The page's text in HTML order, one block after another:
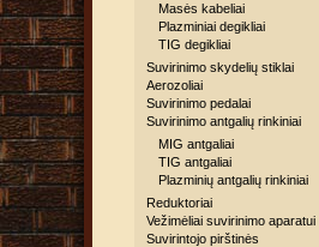
Masės kabeliai
Plazminiai degikliai
TIG degikliai
Suvirinimo skydelių stiklai
Aerozoliai
Suvirinimo pedalai
Suvirinimo antgalių rinkiniai
MIG antgaliai
TIG antgaliai
Plazminių antgalių rinkiniai
Reduktoriai
Vežimėliai suvirinimo aparatui
Suvirintojo pirštinės